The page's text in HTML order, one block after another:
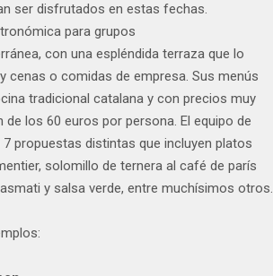
ser disfrutados en estas fechas.
para grupos
con una espléndida terraza que lo
cenas o comidas de empresa. Sus menús
tradicional catalana y con precios muy
los 60 euros por persona. El equipo de
propuestas distintas que incluyen platos
solomillo de ternera al café de parís
y salsa verde, entre muchísimos otros.